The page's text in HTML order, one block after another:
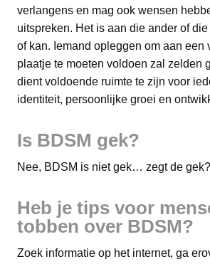
verlangens en mag ook wensen
uitspreken. Het is aan die ander of die
of kan. Iemand opleggen om aan een
plaatje te moeten voldoen zal zelden
dient voldoende ruimte te zijn voor
identiteit, persoonlijke groei en
Is BDSM gek?
Nee, BDSM is niet gek… zegt de gek?
Heb je tips voor
tobben over BDSM?
Zoek informatie op het internet, ga